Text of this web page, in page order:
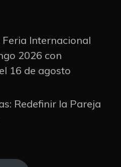
Internacional
2026 con
16 de agosto
Redefinir la Pareja